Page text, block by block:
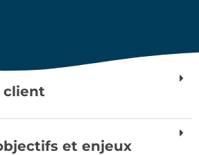
client
et enjeux